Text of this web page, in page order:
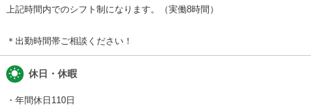
上記時間内でのシフト制になります。（実働8時間）
＊出勤時間帯ご相談ください！
wb_sunny 休日・休暇
・年間休日110日